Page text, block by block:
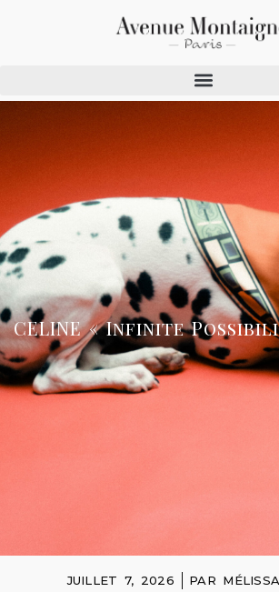
CELINE « Infinite
JUILLET 7, 2026 PAR